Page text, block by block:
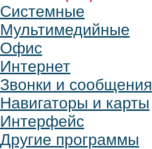
Системные
Мультимедийные
Офис
Интернет
Звонки и сообщения
Навигаторы и карты
Интерфейс
Другие программы